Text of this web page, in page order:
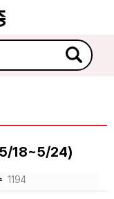
18~5/24)
1194
5
5